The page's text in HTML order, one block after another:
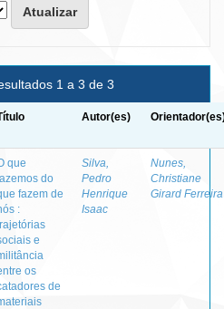
1 a 3 de 3
Autor(es)
que
do
fazem de
:
e
os
de
Silva,
Pedro
Henrique
Isaac
Nunes,
Christiane
Girard Ferreira